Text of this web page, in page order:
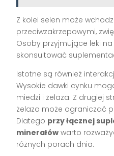
Z kolei selen może
przeciwzakrzepowymi,
Osoby przyjmujące leki
skonsultować
Istotne są również
Wysokie dawki cynku
miedzi i żelaza. Z drugiej
żelaza może ograniczać
Dlatego przy łącznej
minerałów warto
różnych porach dnia.